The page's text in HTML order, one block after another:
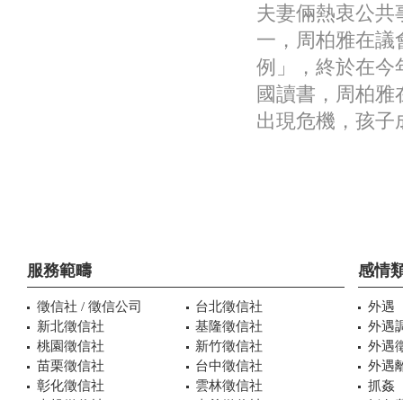
夫妻倆熱衷公共
一，周柏雅在議
例」，終於在今
國讀書，周柏
出現危機，孩
服務範疇
徵信社 / 徵信公司
台北徵信社
新北徵信社
基隆徵信社
桃園徵信社
新竹徵信社
苗栗徵信社
台中徵信社
彰化徵信社
雲林徵信社
感情
外遇
外遇
外遇
外遇
抓姦